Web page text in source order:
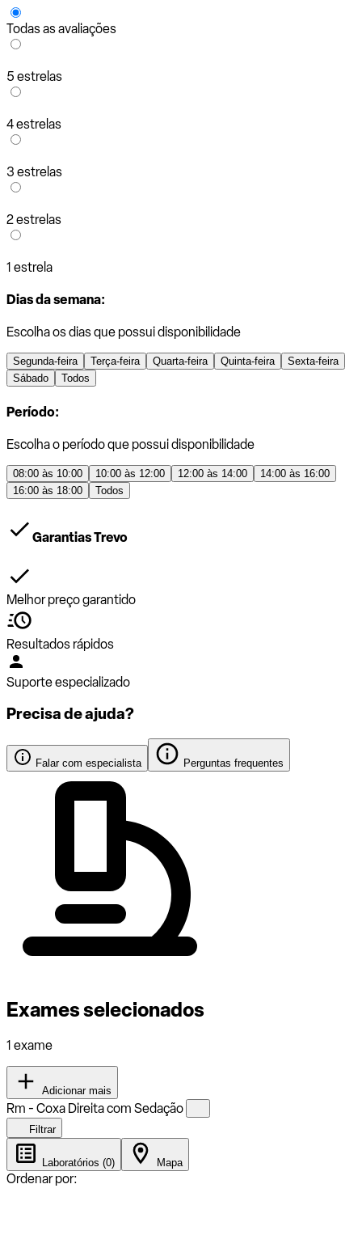
Todas as avaliações
5 estrelas
4 estrelas
3 estrelas
2 estrelas
1 estrela
Dias da semana:
Escolha os dias que possui disponibilidade
Segunda-feira Terça-feira Quarta-feira Quinta-feira
Sexta-feira
Sábado
Todos
Período:
Escolha o período que possui disponibilidade
08:00 às 10:00 10:00 às 12:00 12:00 às 14:00
14:00 às 16:00
16:00 às 18:00
Todos
Garantias Trevo
Melhor preço garantido
Resultados rápidos
Suporte especializado
Precisa de ajuda?
Falar com especialista Perguntas frequentes
Exames selecionados
1 exame
Adicionar mais
Rm - Coxa Direita com Sedação
Filtrar
Laboratórios (0) Mapa
Ordenar por: